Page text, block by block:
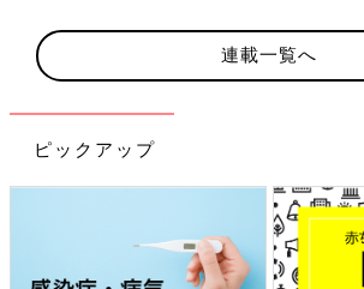
次女のために2020年から復活させた、我が家
ットしましたが…
極秘ミッション：バレ
保せよ！[10年ぶりに出
マォです！本年もよろしく
連載一覧へ
ピックアップ